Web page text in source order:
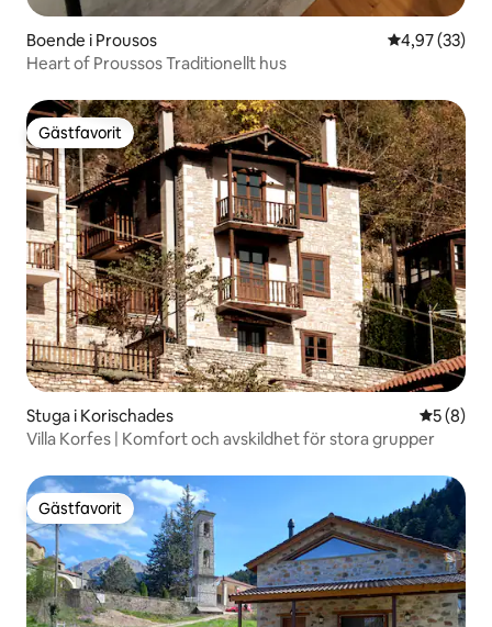
Boende i Prousos 4,97 av 5 i
4,97 (33)
Heart of Proussos Traditionellt hus
Gästfavorit
Gästfavorit
Stuga i Korischades 5 av 5 i
5 (8)
Villa Korfes | Komfort och avskildhet för stora grupper
Gästfavorit
Gästfavorit